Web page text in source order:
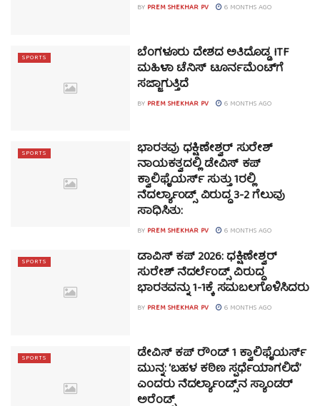
BY PREM SHEKHAR PV 6 MONTHS AGO
SPORTS ಬೆಂಗಳೂರು ದೇಶದ ಅತಿದೊಡ್ಡ ITF
ಮಹಿಳಾ ಟೆನಿಸ್ ಟೂರ್ನಮೆಂಟ್‌ಗೆ
ಸಜ್ಜಾಗುತ್ತಿದೆ
BY PREM SHEKHAR PV 6 MONTHS AGO
SPORTS ಭಾರತವು ಧಕ್ಷಿಣೇಶ್ವರ್ ಸುರೇಶ್
ನಾಯಕತ್ವದಲ್ಲಿ ಡೇವಿಸ್ ಕಪ್
ಕ್ವಾಲಿಫೈಯರ್ಸ್ ಸುತ್ತು 1ರಲ್ಲಿ
ನೆದರ್ಲ್ಯಾಂಡ್ಸ್ ವಿರುದ್ಧ 3-2 ಗೆಲುವು
ಸಾಧಿಸಿತು:
BY PREM SHEKHAR PV 6 MONTHS AGO
SPORTS ಡಾವಿಸ್ ಕಪ್ 2026: ಧಕ್ಷಿಣೇಶ್ವರ್
ಸುರೇಶ್ ನೆದರ್ಲೆಂಡ್ಸ್ ವಿರುದ್ಧ
ಭಾರತವನ್ನು 1-1ಕ್ಕೆ ಸಮಬಲಗೊಳಿಸಿದರು
BY PREM SHEKHAR PV 6 MONTHS AGO
SPORTS ಡೇವಿಸ್ ಕಪ್ ರೌಂಡ್ 1 ಕ್ವಾಲಿಫೈಯರ್ಸ್
ಮುನ್ನ: ‘ಬಹಳ ಕಠಿಣ ಸ್ಪರ್ಧೆಯಾಗಲಿದೆ’
ಎಂದರು ನೆದರ್ಲ್ಯಾಂಡ್ಸ್‌ನ ಸ್ಯಾಂಡರ್
ಅರೆಂಡ್ಸ್